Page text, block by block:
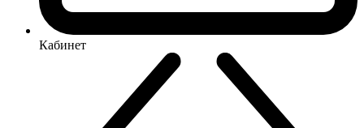
Кабинет